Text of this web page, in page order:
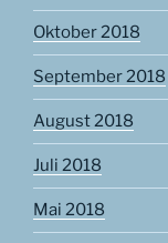
Oktober 2018
September 2018
August 2018
Juli 2018
Mai 2018